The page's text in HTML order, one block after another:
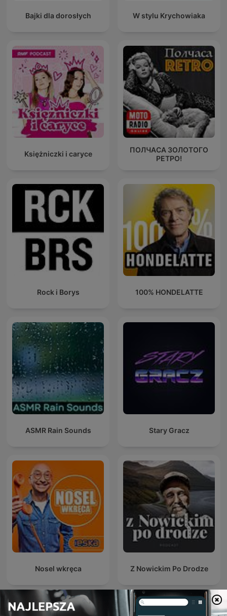
Bajki dla dorosłych W stylu Krychowiaka
Księżniczki i caryce
ПОЛЧАСА ЗОЛОТОГО
РЕТРО!
Rock i Borys 100% HONDELATTE
ASMR Rain Sounds Stary Gracz
Nosel wkręca Z Nowickim Po Drodze